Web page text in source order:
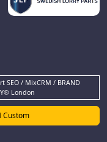
SEO / MixCRM / BRAND
London
Custom